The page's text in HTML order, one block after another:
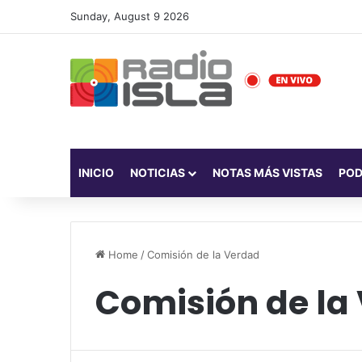
Sunday, August 9 2026
INICIO NOTICIAS NOTAS MÁS VISTAS
Home /Comisión de la Verdad
Comisión de la